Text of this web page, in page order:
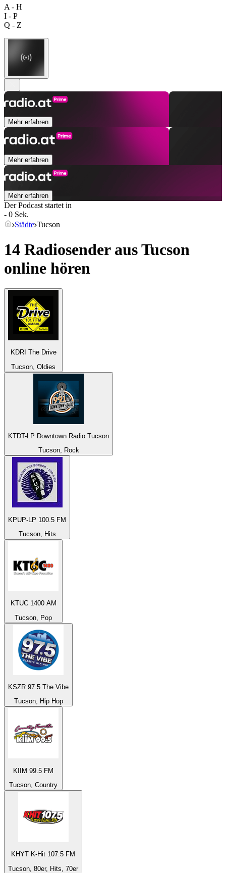
A - H
I - P
Q - Z
Mehr erfahren
Mehr erfahren
Mehr erfahren
Der Podcast startet in
- 0 Sek.
Städte Tucson
14 Radiosender ausTucson
online hören
KDRI The Drive
Tucson, Oldies
KTDT-LP Downtown Radio Tucson
Tucson, Rock
KPUP-LP 100.5 FM
Tucson, Hits
KTUC 1400 AM
Tucson, Pop
KSZR 97.5 The Vibe
Tucson, Hip Hop
KIIM 99.5 FM
Tucson, Country
KHYT K-Hit 107.5 FM
Tucson, 80er, Hits, 70er